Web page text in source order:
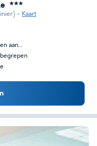
★★★
Kaart
aan…